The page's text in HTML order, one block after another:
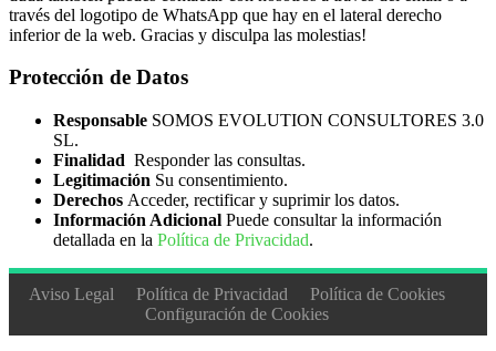
través del logotipo de WhatsApp que hay en el lateral derecho
inferior de la web. Gracias y disculpa las molestias!
Protección de Datos
Responsable SOMOS EVOLUTION CONSULTORES 3.0
SL.
Finalidad Responder las consultas.
Legitimación Su consentimiento.
Derechos Acceder, rectificar y suprimir los datos.
Información Adicional Puede consultar la información
detallada en la Política de Privacidad.
Aviso Legal Política de Privacidad
Política de Cookies
Configuración de Cookies